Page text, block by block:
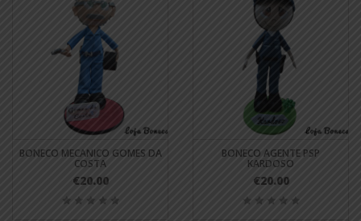
BONECO MECANICO GOMES DA
COSTA
€20.00
BONECO AGENTE PSP
KARDOSO
€20.00